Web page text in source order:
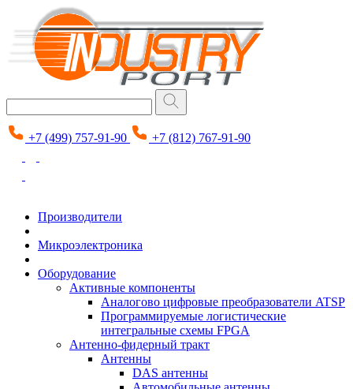
+7 (499) 757-91-90 +7 (812) 767-91-90
Производители
Микроэлектроника
Оборудование
Активные компоненты
Аналогово цифровые преобразователи ATSP
Программируемые логистические
интегральные схемы FPGA
Антенно-фидерный тракт
Антенны
DAS антенны